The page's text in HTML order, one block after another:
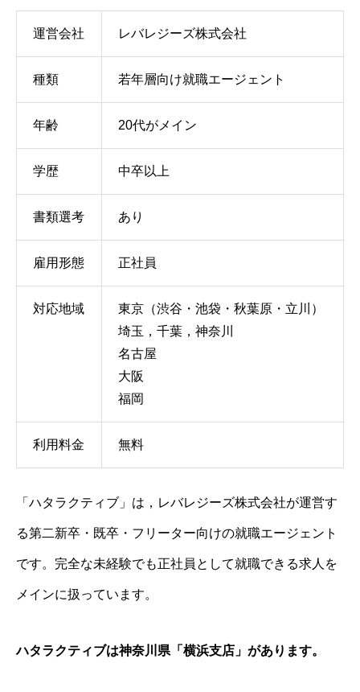
運営会社 レバレジーズ株式会社
種類 若年層向け就職エージェント
年齢 20代がメイン
学歴 中卒以上
書類選考 あり
雇用形態 正社員
対応地域
東京（渋谷・池袋・秋葉原・立川）
埼玉，千葉，神奈川
名古屋
大阪
福岡
利用料金 無料
「ハタラクティブ」は，レバレジーズ株式会社が運営す
る第二新卒・既卒・フリーター向けの就職エージェント
です。完全な未経験でも正社員として就職できる求人を
メインに扱っています。
ハタラクティブは神奈川県「横浜支店」があります。